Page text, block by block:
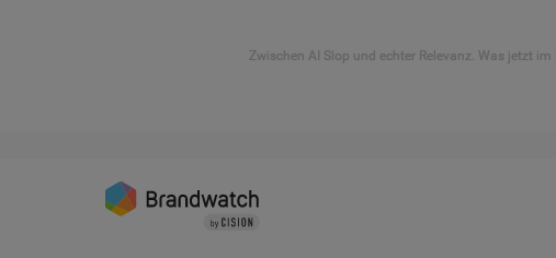
Zwischen AI Slop und echter Relevanz. Was jetzt